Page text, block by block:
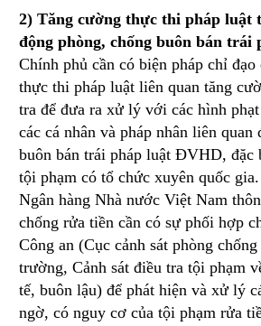
2) Tăng cường thực thi pháp luật
động phòng, chống buôn bán
Chính phủ cần có biện pháp chỉ đạo
thực thi pháp luật liên quan tăng
tra để đưa ra xử lý với các hình
các cá nhân và pháp nhân liên
buôn bán trái pháp luật ĐVHD, đặc
tội phạm có tổ chức xuyên quốc gia.
Ngân hàng Nhà nước Việt Nam
chống rửa tiền cần có sự phối hợp
Công an (Cục cảnh sát phòng
trường, Cảnh sát điều tra tội phạm
tế, buôn lậu) để phát hiện và xử lý
ngờ, có nguy cơ của tội phạm rửa